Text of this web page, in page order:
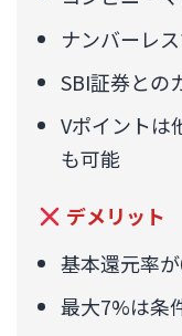
ナンバーレ
SBI証券との
Vポイントは
も可能
デメリット
基本還元率
最大7%は条